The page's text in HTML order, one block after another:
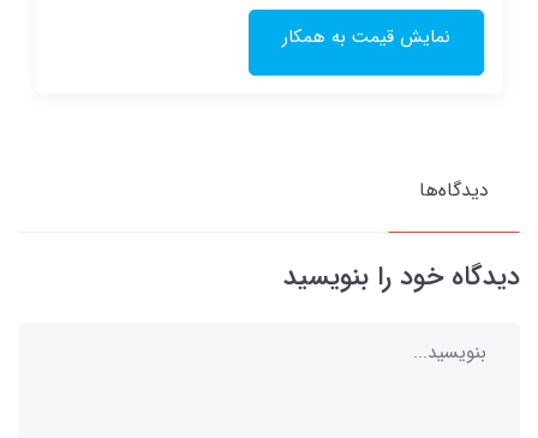
نمایش قیمت به همکار
دیدگاه‌ها
دیدگاه خود را بنویسید